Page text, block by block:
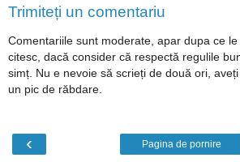
Trimiteți un comentariu
Comentariile sunt moderate, apar dupa ce le
citesc, dacă consider că respectă regulile
simț. Nu e nevoie să scrieți de două ori,
un pic de răbdare.
‹ Pagina de pornire